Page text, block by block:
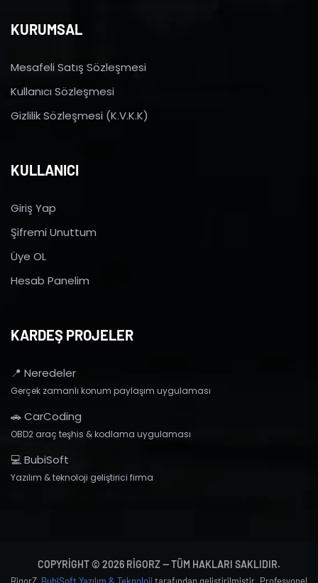
KURUMSAL
Mesafeli Satış Sözleşmesi
Kullanıcı Sözleşmesi
Gizlilik Sözleşmesi (K.V.K.K)
KULLANICI
Giriş Yap
Şifremi Unuttum
Üye OL
Hesab Panelim
KARDEŞ PROJELER
📍 Neredeler
Gerçek zamanlı konum paylaşım uygulaması
🚗 CarCoding
OBD2 araç teşhis & kodlama uygulaması
💻 BubiSoft
Yazılım & teknoloji geliştirici firma
COPYRIGHT © 2026 RIGORZ — TÜM HAKLARI SAKLIDIR.
RigorZ, BubiSoft Yazılım & Teknoloji tarafından geliştirilmiştir. Profesyonel